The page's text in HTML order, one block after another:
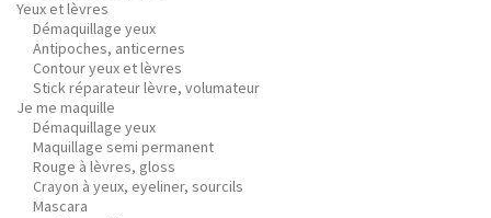
Yeux et lèvres
Démaquillage yeux
Antipoches, anticernes
Contour yeux et lèvres
Stick réparateur lèvre, volumateur
Je me maquille
Démaquillage yeux
Maquillage semi permanent
Rouge à lèvres, gloss
Crayon à yeux, eyeliner, sourcils
Mascara